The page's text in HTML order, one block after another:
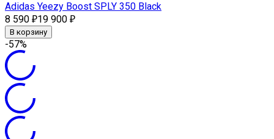
Adidas Yeezy Boost SPLY 350 Black
8 590 ₽19 900 ₽
В корзину
-57%